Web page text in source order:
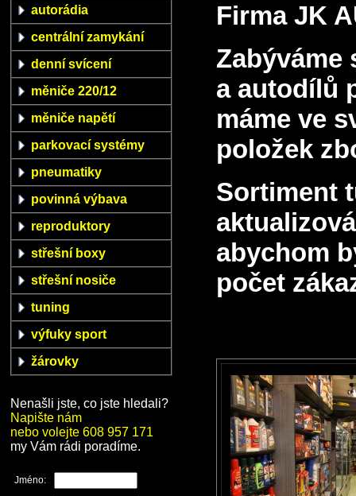
autorádia
centrální zamykání
denní svícení
měniče 220/12
měniče napětí
parkovací systémy
pneumatiky
povinná výbava
reproduktory
střešní boxy
střešní nosiče
tuning
výfuky sport
žárovky
Nenašli jste, co jste hledali?
Napište nám
nebo volejte 608 957 171
my Vám rádi poradíme.
Jméno:
Firma JK
Zabýváme
a autodílů
máme ve
položek
Sortiment
abychom
počet